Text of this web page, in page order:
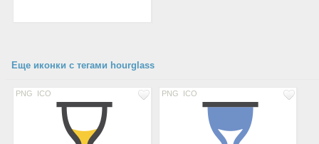
Еще иконки с тегами hourglass
PNG ICO PNG ICO